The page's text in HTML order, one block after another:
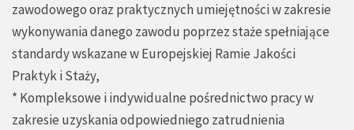
zawodowego oraz praktycznych umiejętności w zakresie
wykonywania danego zawodu poprzez staże spełniające
standardy wskazane w Europejskiej Ramie Jakości
Praktyk i Staży,
* Kompleksowe i indywidualne pośrednictwo pracy w
zakresie uzyskania odpowiedniego zatrudnienia